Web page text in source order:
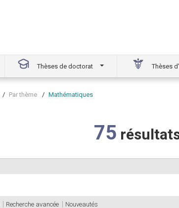
Thèses de doctorat Thèses
Par thème Mathématiques
75
Recherche avancée Nouveautés